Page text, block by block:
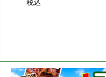
税込